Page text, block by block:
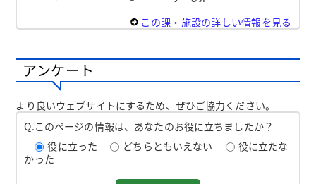
この課・施設の詳しい情報を見る
アンケート
より良いウェブサイトにするため、ぜひご協力ください。
Q.このページの情報は、あなたのお役に立ちましたか？
役に立った
どちらともいえない
役に立たな
かった